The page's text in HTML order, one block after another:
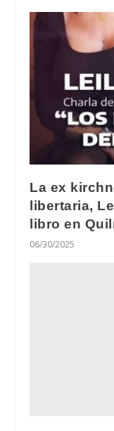
La ex
libertaria,
libro en
06/30/2025